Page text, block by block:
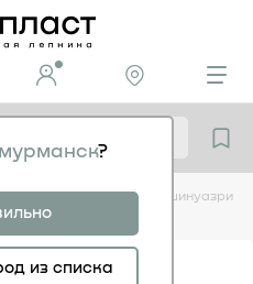
мурманск?
из списка
стилей: ар-деко и шинуазри